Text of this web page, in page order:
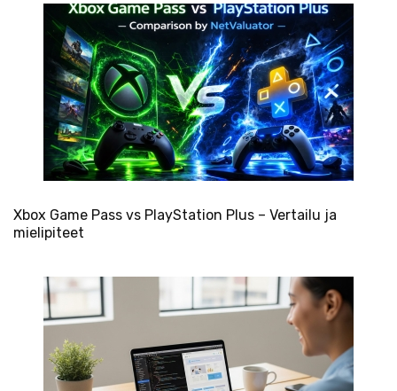
Xbox Game Pass vs PlayStation Plus – Vertailu ja
mielipiteet